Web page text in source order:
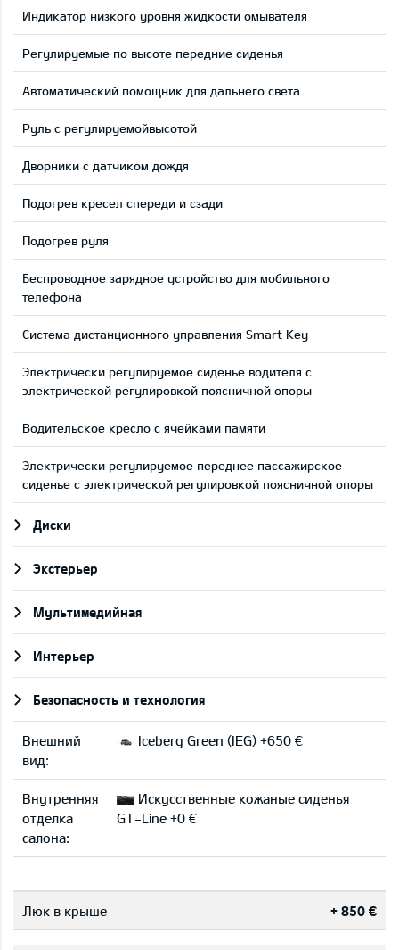
Индикатор низкого уровня жидкости омывателя
Регулируемые по высоте передние сиденья
Автоматический помощник для дальнего света
Руль с регулируемойвысотой
Дворники с датчиком дождя
Подогрев кресел спереди и сзади
Подогрев руля
Беспроводное зарядное устройство для мобильного
телефона
Система дистанционного управления Smart Key
Электрически регулируемое сиденье водителя с
электрической регулировкой поясничной опоры
Водительское кресло с ячейками памяти
Электрически регулируемое переднее пассажирское
сиденье с электрической регулировкой поясничной опоры
Диски
Экстерьер
Мультимедийная
Интерьер
Безопасность и технология
Внешний
вид:
Iceberg Green (IEG) +650 €
Внутренняя
отделка
салона:
Искусственные кожаные сиденья
GT-Line +0 €
Люк в крыше + 850 €